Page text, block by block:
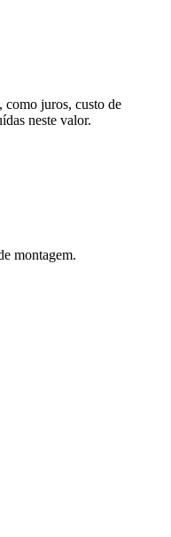
como juros, custo de
neste valor.
montagem.